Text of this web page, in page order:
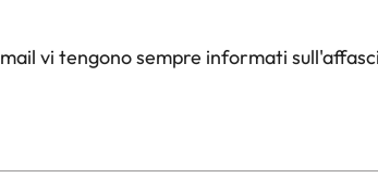
vi tengono sempre informati